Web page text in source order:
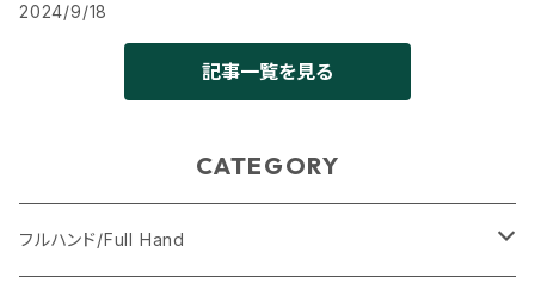
2024/9/18
記事一覧を見る
CATEGORY
フルハンド/Full Hand